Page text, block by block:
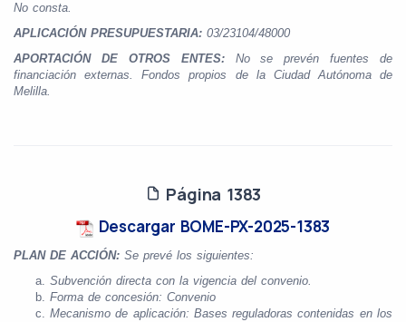
No consta.
APLICACIÓN PRESUPUESTARIA: 03/23104/48000
APORTACIÓN DE OTROS ENTES: No se prevén fuentes de
financiación externas. Fondos propios de la Ciudad Autónoma de
Melilla.
Página 1383
Descargar BOME-PX-2025-1383
PLAN DE ACCIÓN: Se prevé los siguientes:
Subvención directa con la vigencia del convenio.
Forma de concesión: Convenio
Mecanismo de aplicación: Bases reguladoras contenidas en los